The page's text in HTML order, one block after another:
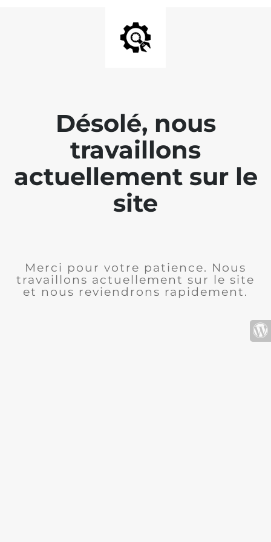
Désolé, nous
travaillons
actuellement sur le
site
Merci pour votre patience. Nous
travaillons actuellement sur le site
et nous reviendrons rapidement.